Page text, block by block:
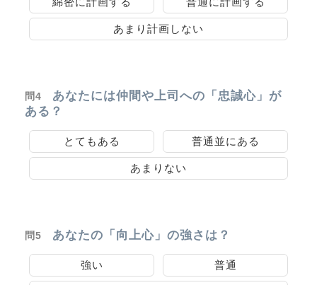
あまり計画しない
問4
あなたには仲間や上司への「忠誠心」が
ある？
とてもある 普通並にある
あまりない
問5 あなたの「向上心」の強さは？
強い 普通